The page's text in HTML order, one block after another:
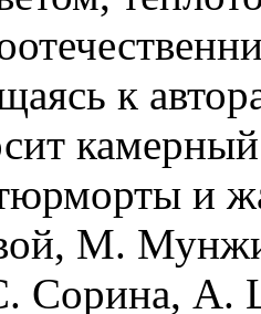
к
и
М.
Сорина, А.